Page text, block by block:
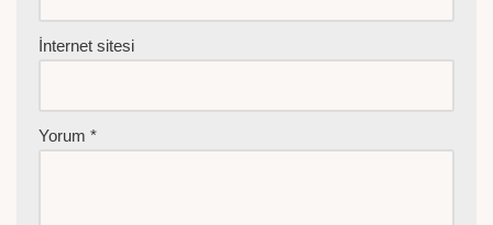
İnternet sitesi
Yorum *